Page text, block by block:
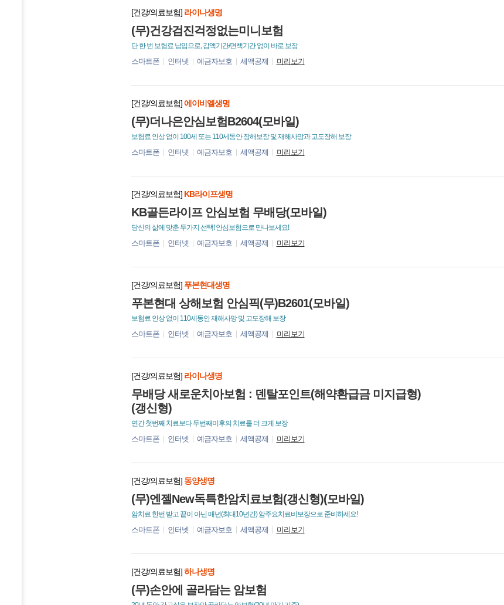
(무)건강검진걱정없는미니보험
[건강/의료보험] 라이나생명
단 한 번 보험료 납입으로, 감액기간/면책기간 없이 바로 보장
스마트폰 인터넷 예금자보호 세액공제 미리보기
(무)더나은안심보험B2604(모바일)
[건강/의료보험]에이비엘생명
보험료 인상 없이 100세 또는 110세동안 장해보장 및 재해사망과 고도장해 보장
스마트폰 인터넷 예금자보호 세액공제 미리보기
KB골든라이프 안심보험 무배당(모바일)
[건강/의료보험] KB라이프생명
당신의 삶에 맞춘 두가지 선택! 안심보험으로 만나보세요!
스마트폰 인터넷 예금자보호 세액공제 미리보기
푸본현대 상해보험 안심픽(무)B2601(모바일)
[건강/의료보험] 푸본현대생명
보험료 인상 없이 110세동안 재해사망 및 고도장해 보장
스마트폰 인터넷 예금자보호 세액공제 미리보기
무배당 새로운치아보험 : 덴탈포인트(해약환급금 미지급형)
(갱신형)
[건강/의료보험] 라이나생명
연간 첫번째 치료보다 두번째이후의 치료를 더 크게 보장
스마트폰 인터넷 예금자보호 세액공제 미리보기
(무)엔젤New독특한암치료보험(갱신형)(모바일)
[건강/의료보험] 동양생명
암치료 한번 받고 끝이 아닌 매년(최대10년간) 암주요치료비보장으로 준비하세요!
스마트폰 인터넷 예금자보호 세액공제 미리보기
(무)손안에 골라담는 암보험
[건강/의료보험]하나생명